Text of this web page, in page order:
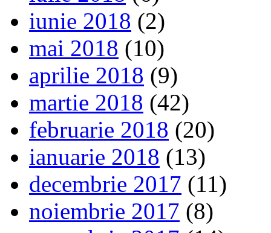
iunie 2018 (2)
mai 2018 (10)
aprilie 2018 (9)
martie 2018 (42)
februarie 2018 (20)
ianuarie 2018 (13)
decembrie 2017 (11)
noiembrie 2017 (8)